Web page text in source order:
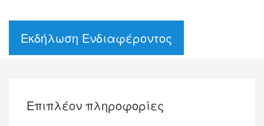
Εκδήλωση Ενδιαφέροντος
Επιπλέον πληροφορίες